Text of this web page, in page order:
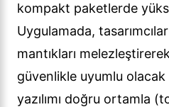
kompakt paketlerde
Uygulamada,
mantıkları
güvenlikle uyumlu
yazılımı doğru ortamla